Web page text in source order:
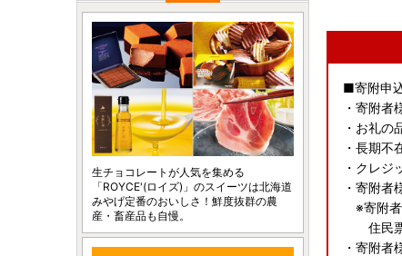
■寄附申
・寄附者
・お礼の
・長期不
・クレジ
・寄附者
※寄附者
住民票
・寄附者
生チョコレートが人気を集める
「ROYCE'(ロイズ)」のスイーツは北海道
みやげ定番のおいしさ！鮮度抜群の農
産・畜産品も自慢。